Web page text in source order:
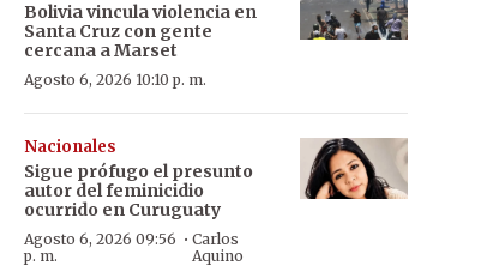
Bolivia vincula violencia en
Santa Cruz con gente
cercana a Marset
Agosto 6, 2026 10:10 p. m.
Nacionales
Sigue prófugo el presunto
autor del feminicidio
ocurrido en Curuguaty
Agosto 6, 2026 09:56
p. m.
·Carlos
Aquino